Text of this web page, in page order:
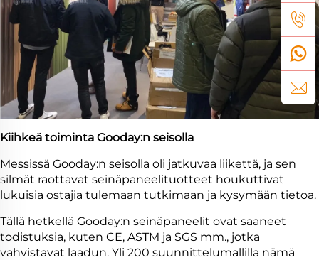
Kiihkeä toiminta Gooday:n seisolla
Messissä Gooday:n seisolla oli jatkuvaa liikettä, ja sen
silmät raottavat seinäpaneelituotteet houkuttivat
lukuisia ostajia tulemaan tutkimaan ja kysymään tietoa.
Tällä hetkellä Gooday:n seinäpaneelit ovat saaneet
todistuksia, kuten CE, ASTM ja SGS mm., jotka
vahvistavat laadun. Yli 200 suunnittelumallilla nämä